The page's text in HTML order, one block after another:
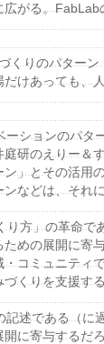
がる。
くりのパターン
けあっても、
ションのパタ
研のえりー＆
」とその活用
などは、それ
方」の革命で
めの展開に寄
コミュニティ
くりを支援す
述である（に
に寄与するだ